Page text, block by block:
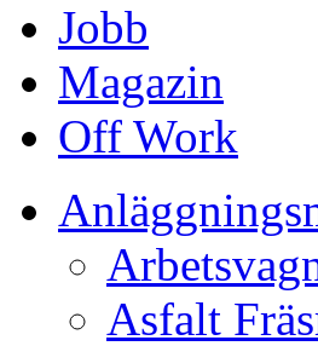
Jobb
Magazin
Off Work
Asfalt